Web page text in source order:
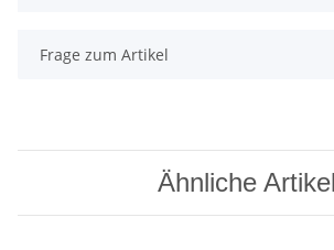
Frage zum Artikel
Ähnliche Artikel